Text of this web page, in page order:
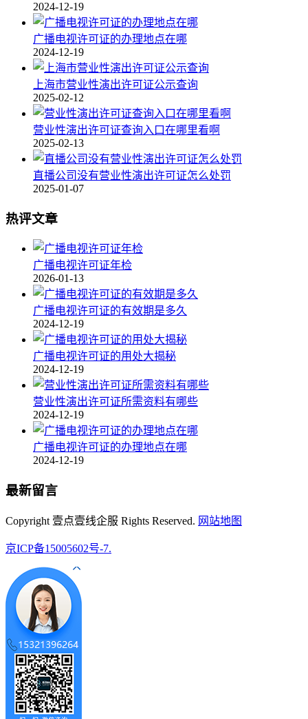
2024-12-19
广播电视许可证的办理地点在哪
2024-12-19
上海市营业性演出许可证公示查询
2025-02-12
营业性演出许可证查询入口在哪里看啊
2025-02-13
直播公司没有营业性演出许可证怎么处罚
2025-01-07
热评文章
广播电视许可证年检
2026-01-13
广播电视许可证的有效期是多久
2024-12-19
广播电视许可证的用处大揭秘
2024-12-19
营业性演出许可证所需资料有哪些
2024-12-19
广播电视许可证的办理地点在哪
2024-12-19
最新留言
Copyright 壹点壹线企服 Rights Reserved. 网站地图
京ICP备15005602号-7.